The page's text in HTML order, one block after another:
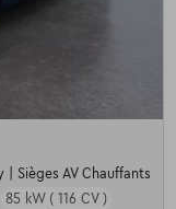
| Sièges AV Chauffants
85 kW ( 116 CV )